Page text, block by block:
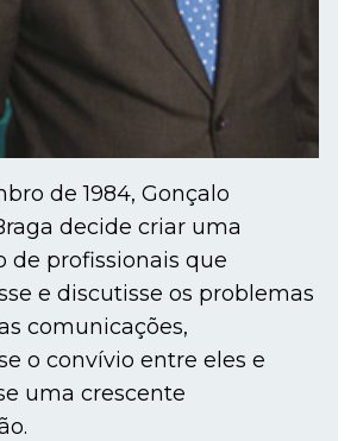
de 1984, Gonçalo
decide criar uma
de profissionais que
e discutisse os problemas
comunicações,
o convívio entre eles e
uma crescente